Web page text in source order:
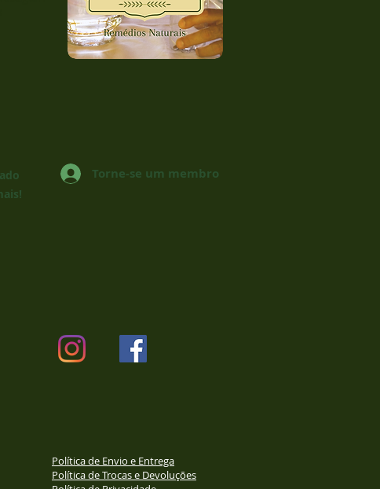
Torne-se um membro
Política de Envio e Entrega
Política de Trocas e Devoluções